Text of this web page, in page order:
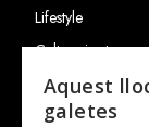
Lifestyle
Cultura i art
Entrevistes
Gastronomia
Aquest
galetes